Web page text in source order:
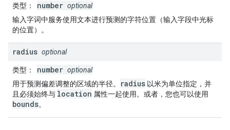
类型 ： number optional
输入字词中服务使用文本进行预测的字符位置（输入字段中光标
的位置）。
radius optional
类型 ： number optional
用于预测偏差调整的区域的半径。
radius 以米为单位指定，并
且必须始终与 location 属性一起使用。或者，您也可以使用
bounds。